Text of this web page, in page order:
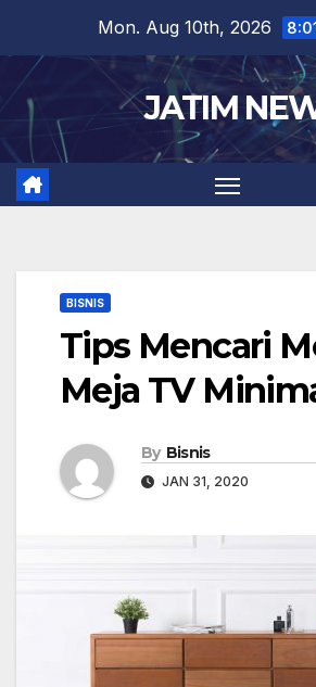
content
Mon. Aug 10th, 2026
JATIM
BISNIS
Tips Mencari
Meja TV
By Bisnis
JAN 31, 2020